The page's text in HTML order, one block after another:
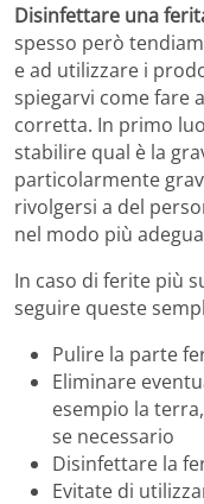
Disinfettare una
spesso però
e ad utilizzare i
spiegarvi come fare
corretta. In primo
stabilire qual è la
particolarmente
rivolgersi a del
nel modo più
In caso di ferite più
seguire queste
Pulire la parte
Eliminare
esempio la
se necessario
Disinfettare la
Evitate di